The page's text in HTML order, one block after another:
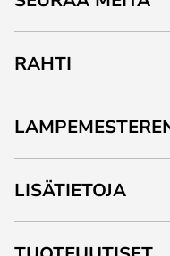
RAHTI
LISÄTIETOJA